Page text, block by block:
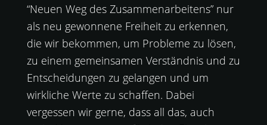
“Neuen Weg des Zusammenarbeitens” nur
als neu gewonnene Freiheit zu erkennen,
die wir bekommen, um Probleme zu lösen,
zu einem gemeinsamen Verständnis und zu
Entscheidungen zu gelangen und um
wirkliche Werte zu schaffen. Dabei
vergessen wir gerne, dass all das, auch